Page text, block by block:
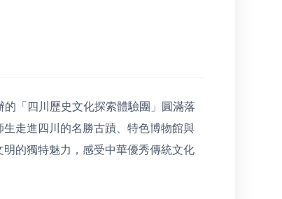
「四川歷史文化探索體驗團」圓滿落
走進四川的名勝古蹟、特色博物館與
的獨特魅力，感受中華優秀傳統文化